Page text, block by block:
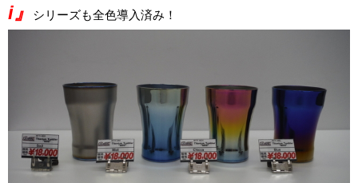
i』
シリーズも全色導入済み！